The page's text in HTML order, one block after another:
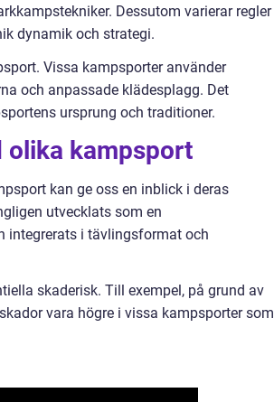
Dessutom varierar regler
dynamik och strategi.
Vissa kampsporter använder
och anpassade klädesplagg. Det
ursprung och traditioner.
olika kampsport
kan ge oss en inblick i deras
utvecklats som en
integrerats i tävlingsformat och
skaderisk. Till exempel, på grund av
vara högre i vissa kampsporter som